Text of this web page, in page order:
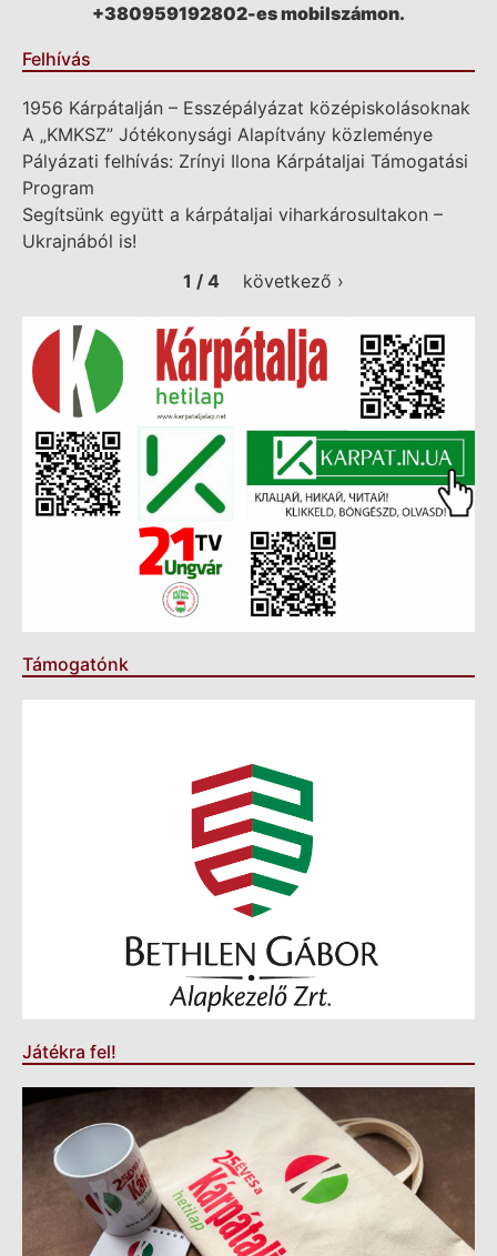
+380959192802-es mobilszámon.
Felhívás
1956 Kárpátalján – Esszépályázat középiskolásoknak
A „KMKSZ” Jótékonysági Alapítvány közleménye
Pályázati felhívás: Zrínyi Ilona Kárpátaljai Támogatási
Program
Segítsünk együtt a kárpátaljai viharkárosultakon –
Ukrajnából is!
1 / 4
következő ›
Támogatónk
Játékra fel!